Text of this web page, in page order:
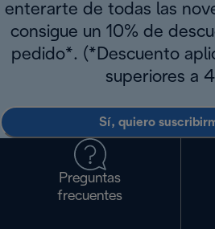
enterarte de todas las
consigue un 10% de
pedido*. (*Descuento
superiores a
Sí, quiero
Preguntas
frecuentes